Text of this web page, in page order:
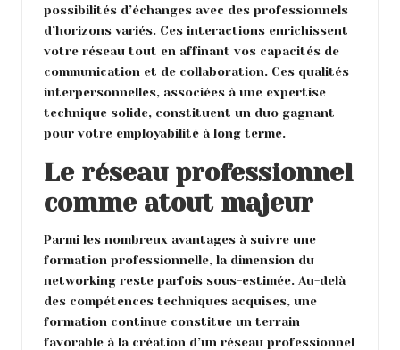
possibilités d’échanges avec des professionnels
d’horizons variés. Ces interactions enrichissent
votre réseau tout en affinant vos capacités de
communication et de collaboration. Ces qualités
interpersonnelles, associées à une expertise
technique solide, constituent un duo gagnant
pour votre employabilité à long terme.
Le réseau professionnel
comme atout majeur
Parmi les nombreux avantages à suivre une
formation professionnelle, la dimension du
networking reste parfois sous-estimée. Au-delà
des compétences techniques acquises, une
formation continue constitue un terrain
favorable à la création d’un réseau professionnel